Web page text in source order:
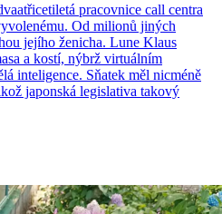
pracovnice call centra
Od milionů jiných
jejího ženicha. Lune Klaus
a kostí, nýbrž virtuálním
inteligence. Sňatek měl nicméně
japonská legislativa takový